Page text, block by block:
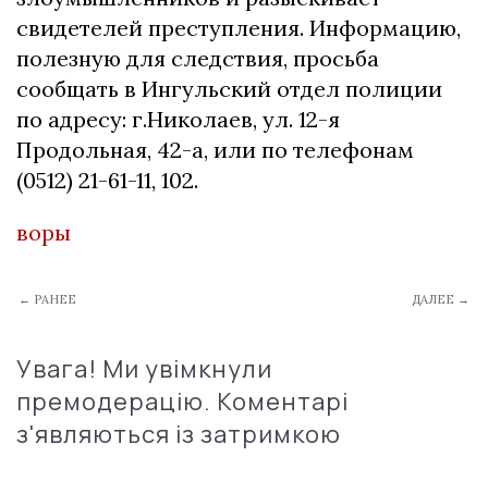
свидетелей преступления. Информацию,
полезную для следствия, просьба
сообщать в Ингульский отдел полиции
по адресу: г.Николаев, ул. 12-я
Продольная, 42-а, или по телефонам
(0512) 21-61-11, 102.
воры
← РАНЕЕ ДАЛЕЕ →
Увага! Ми увімкнули
премодерацію. Коментарі
з'являються із затримкою